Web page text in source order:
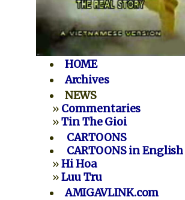
HOME
Archives
NEWS
» Commentaries
»Tin The Gioi
CARTOONS
CARTOONS in English
»Hi Hoa
»Luu Tru
AMIGAVLINK.com